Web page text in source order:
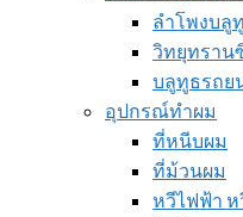
ลำโพงบลู
วิทยุทราน
บลูทูธรถย
อุปกรณ์ทำผม
ที่หนีบผม
ที่ม้วนผม
หวีไฟฟ้า